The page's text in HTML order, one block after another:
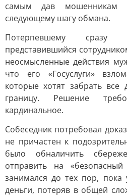
самым дав мошенникам
следующему шагу обмана.
Потерпевшему сразу
представившийся
неосмысленные действия
что его «Госуслуги»
которые хотят забрать все
границу. Решение
кардинальное.
Собеседник потребовал
не причастен к
было обналичить
отправить на
занимался до тех пор, пока
деньги, потеряв в общей